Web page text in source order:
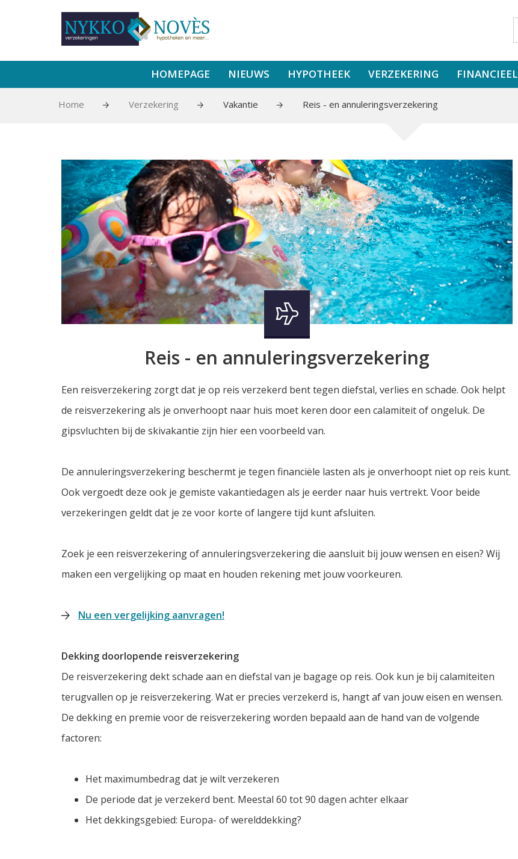
HOMEPAGE NIEUWS HYPOTHEEK VERZEKERING FINANCIEEL
Home Verzekering Vakantie Reis - en annuleringsverzekering
Reis - en annuleringsverzekering
Een reisverzekering zorgt dat je op reis verzekerd bent tegen diefstal, verlies en schade. Ook helpt
de reisverzekering als je onverhoopt naar huis moet keren door een calamiteit of ongeluk. De
gipsvluchten bij de skivakantie zijn hier een voorbeeld van.
De annuleringsverzekering beschermt je tegen financiële lasten als je onverhoopt niet op reis kunt.
Ook vergoedt deze ook je gemiste vakantiedagen als je eerder naar huis vertrekt. Voor beide
verzekeringen geldt dat je ze voor korte of langere tijd kunt afsluiten.
Zoek je een reisverzekering of annuleringsverzekering die aansluit bij jouw wensen en eisen? Wij
maken een vergelijking op maat en houden rekening met jouw voorkeuren.
Nu een vergelijking aanvragen!
Dekking doorlopende reisverzekering
De reisverzekering dekt schade aan en diefstal van je bagage op reis. Ook kun je bij calamiteiten
terugvallen op je reisverzekering. Wat er precies verzekerd is, hangt af van jouw eisen en wensen.
De dekking en premie voor de reisverzekering worden bepaald aan de hand van de volgende
factoren:
Het maximumbedrag dat je wilt verzekeren
De periode dat je verzekerd bent. Meestal 60 tot 90 dagen achter elkaar
Het dekkingsgebied: Europa- of werelddekking?